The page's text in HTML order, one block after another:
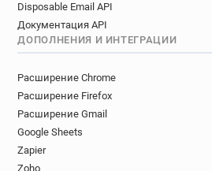
Disposable Email API
Документация API
ДОПОЛНЕНИЯ И ИНТЕГРАЦИИ
Расширение Chrome
Расширение Firefox
Расширение Gmail
Google Sheets
Zapier
Zoho